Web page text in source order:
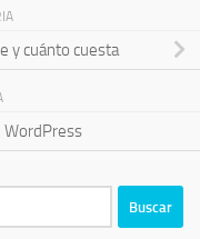
y cuánto cuesta
WordPress